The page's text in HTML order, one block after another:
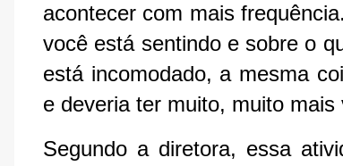
acontecer com mais
você está sentindo e sobre o
está incomodado, a mesma
e deveria ter muito, muito
Segundo a diretora, essa